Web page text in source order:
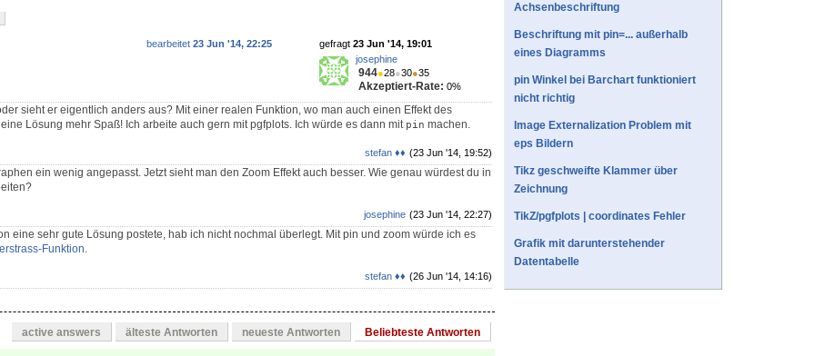
gefragt 23 Jun '14, 19:01
josephine
944●28●30●35
Akzeptiert-Rate: 0%
bearbeitet 23 Jun '14, 22:25
sieht er eigentlich anders aus? Mit einer realen Funktion, wo man auch einen Effekt des
Lösung mehr Spaß! Ich arbeite auch gern mit pgfplots. Ich würde es dann mit pin machen.
(23 Jun '14, 19:52)
stefan ♦♦
ein wenig angepasst. Jetzt sieht man den Zoom Effekt auch besser. Wie genau würdest du in
(23 Jun '14, 22:27)
josephine
eine sehr gute Lösung postete, hab ich nicht nochmal überlegt. Mit pin und zoom würde ich es
Funktion.
(26 Jun '14, 14:16)
stefan ♦♦
active answers älteste Antworten neueste Antworten Beliebteste Antworten
Achsenbeschriftung
Beschriftung mit pin=... außerhalb
eines Diagramms
pin Winkel bei Barchart funktioniert
nicht richtig
Image Externalization Problem mit
eps Bildern
Tikz geschweifte Klammer über
Zeichnung
TikZ/pgfplots | coordinates Fehler
Grafik mit darunterstehender
Datentabelle